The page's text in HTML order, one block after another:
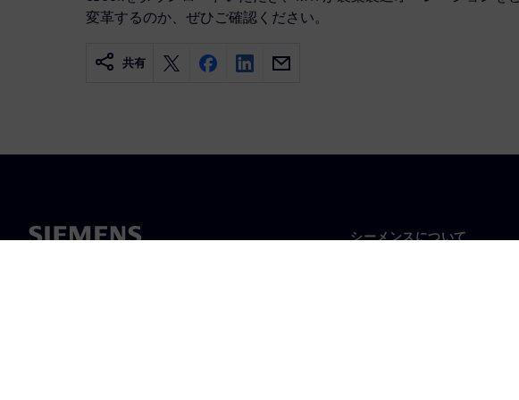
変革するのか、ぜひご確認ください。
共有
シーメンスについて